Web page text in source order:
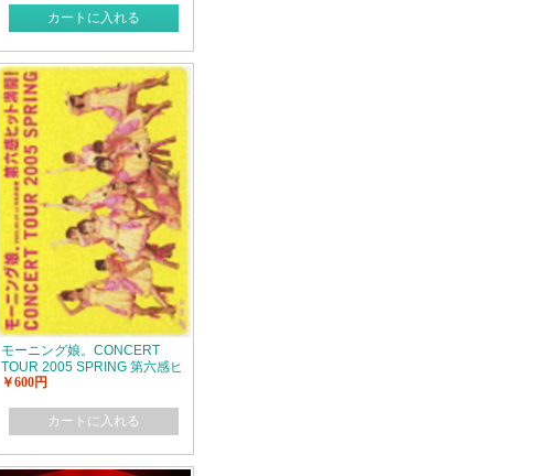
カートに入れる
モーニング娘。CONCERT
TOUR 2005 SPRING 第六感ヒ
ット満開!
￥600円
カートに入れる